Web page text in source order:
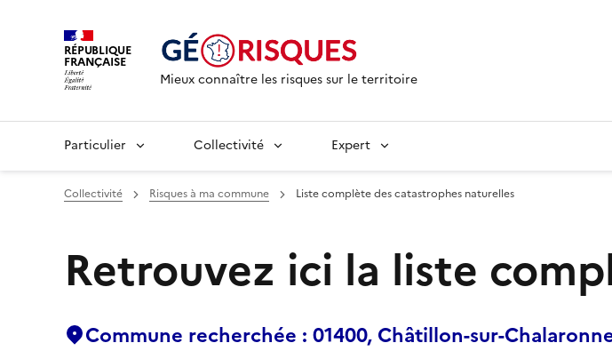
RÉPUBLIQUE
FRANÇAISE
Mieux connaître les risques sur le territoire
Particulier Collectivité Expert
Collectivité Risques à ma commune Liste complète des catastrophes naturelles
Retrouvez ici la liste
Commune recherchée : 01400, Châtillon-sur-